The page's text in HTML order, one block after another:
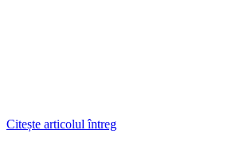
Citește articolul întreg